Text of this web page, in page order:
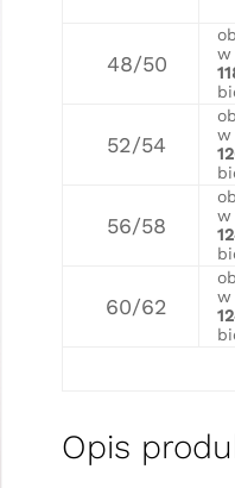
48/50
w
52/54
w
56/58
w
60/62
w
Opis